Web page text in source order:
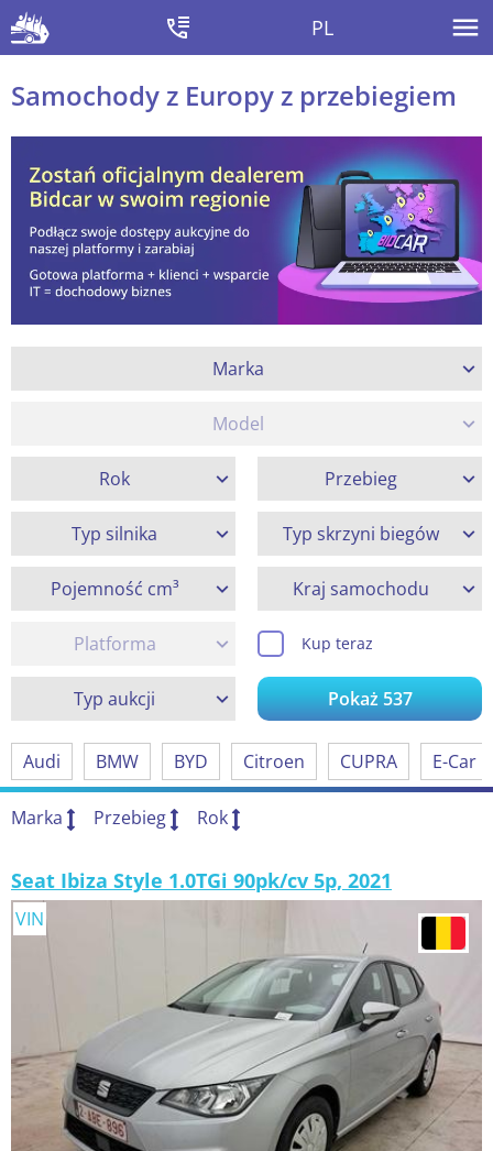
PL
Samochody z Europy z przebiegiem
Marka
Model
Rok Przebieg
Typ silnika Typ skrzyni biegów
Pojemność cm³ Kraj samochodu
Platforma Kup teraz
Typ aukcji Pokaż537
Audi BMW BYD Citroen CUPRA E-Car
Marka Przebieg Rok
Seat Ibiza Style 1.0TGi 90pk/cv 5p, 2021
VIN